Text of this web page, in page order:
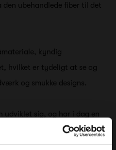
den ubehandlede fiber til det
ky ndig
hvilket er tydeligt at se og
og smukke designs.
udviklet sig, og har i dag en
viden om uld og
med en ny tilgang til